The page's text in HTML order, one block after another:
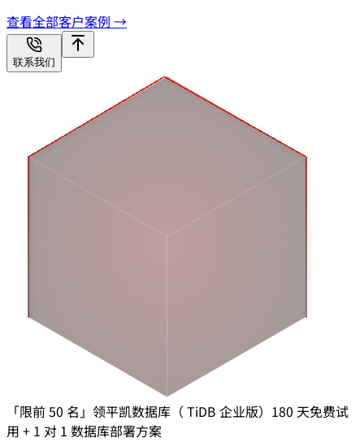
查看全部客户案例 →
联系我们
「限前 50 名」领平凯数据库（ TiDB 企业版）180 天免费试
用 + 1 对 1 数据库部署方案